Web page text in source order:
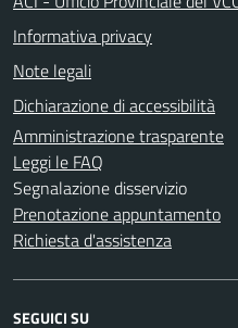
Informativa privacy
Note legali
Dichiarazione di accessibilità
Amministrazione trasparente
Leggi le FAQ
Segnalazione disservizio
Prenotazione appuntamento
Richiesta d'assistenza
SEGUICI SU